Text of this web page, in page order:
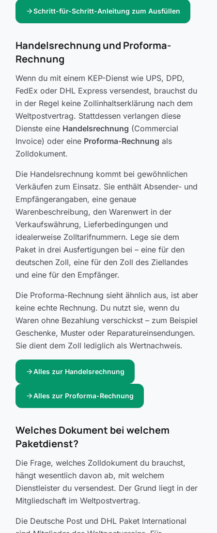
arrow_forwardSchritt-für-Schritt-Anleitung zum Ausfüllen
Handelsrechnung und Proforma-
Rechnung
Wenn du mit einem KEP-Dienst wie UPS, DPD,
FedEx oder DHL Express versendest, brauchst du
in der Regel keine Zollinhaltserklärung nach dem
Weltpostvertrag. Stattdessen verlangen diese
Dienste eine Handelsrechnung (Commercial
Invoice) oder eine Proforma-Rechnung als
Zolldokument.
Die Handelsrechnung kommt bei gewöhnlichen
Verkäufen zum Einsatz. Sie enthält Absender- und
Empfängerangaben, eine genaue
Warenbeschreibung, den Warenwert in der
Verkaufswährung, Lieferbedingungen und
idealerweise Zolltarifnummern. Lege sie dem
Paket in drei Ausfertigungen bei – eine für den
deutschen Zoll, eine für den Zoll des Ziellandes
und eine für den Empfänger.
Die Proforma-Rechnung sieht ähnlich aus, ist aber
keine echte Rechnung. Du nutzt sie, wenn du
Waren ohne Bezahlung verschickst – zum Beispiel
Geschenke, Muster oder Reparatureinsendungen.
Sie dient dem Zoll lediglich als Wertnachweis.
arrow_forwardAlles zur Handelsrechnung
arrow_forwardAlles zur Proforma-Rechnung
Welches Dokument bei welchem
Paketdienst?
Die Frage, welches Zolldokument du brauchst,
hängt wesentlich davon ab, mit welchem
Dienstleister du versendest. Der Grund liegt in der
Mitgliedschaft im Weltpostvertrag.
Die Deutsche Post und DHL Paket International